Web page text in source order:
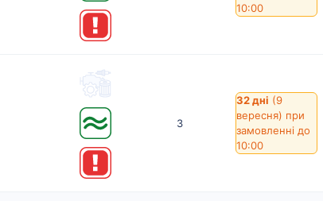
10:00
3
32 дні (9
вересня) при
замовленні до
10:00